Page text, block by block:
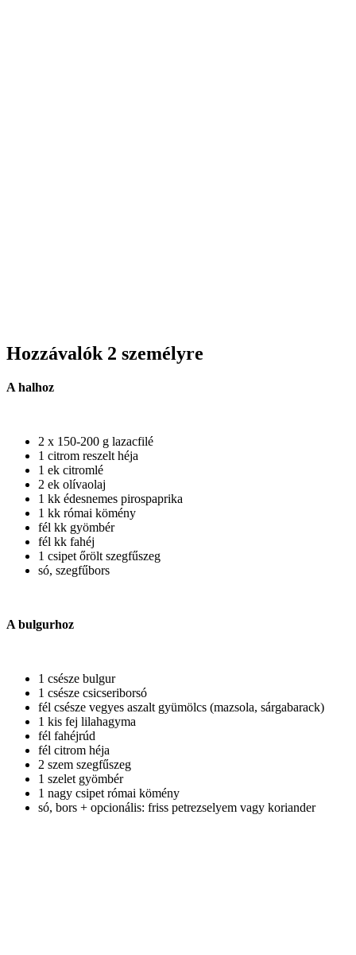
Hozzávalók 2 személyre
A halhoz
2 x 150-200 g lazacfilé
1 citrom reszelt héja
1 ek citromlé
2 ek olívaolaj
1 kk édesnemes pirospaprika
1 kk római kömény
fél kk gyömbér
fél kk fahéj
1 csipet őrölt szegfűszeg
só, szegfűbors
A bulgurhoz
1 csésze bulgur
1 csésze csicseriborsó
fél csésze vegyes aszalt gyümölcs (mazsola, sárgabarack)
1 kis fej lilahagyma
fél fahéjrúd
fél citrom héja
2 szem szegfűszeg
1 szelet gyömbér
1 nagy csipet római kömény
só, bors + opcionális: friss petrezselyem vagy koriander